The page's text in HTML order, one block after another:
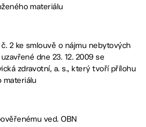
materiálu
2 ke smlouvě o nájmu nebytových
dne 23. 12. 2009 se
zdravotní, a. s., který tvoří přílohu
materiálu
ved. OBN